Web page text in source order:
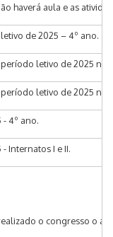
haverá aula e as
de 2025 – 4º ano.
letivo de 2025 no
letivo de 2025 no
4º ano.
Internatos I e II.
o congresso o